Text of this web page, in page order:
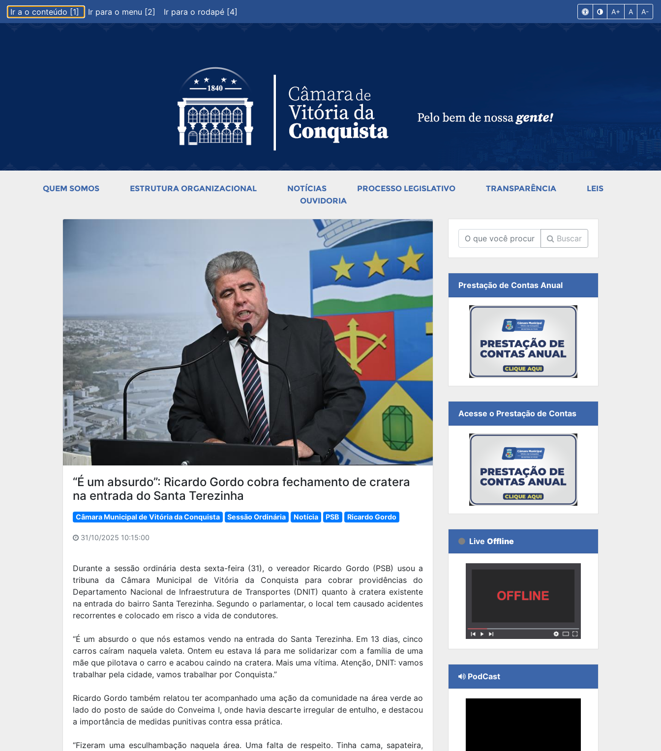
Ir a o conteúdo [1] Ir para o menu [2] Ir para o rodapé [4] A+ A A-
QUEM SOMOS ESTRUTURA ORGANIZACIONAL NOTÍCIAS PROCESSO LEGISLATIVO TRANSPARÊNCIA
LEIS
OUVIDORIA
“É um absurdo”: Ricardo Gordo cobra fechamento de cratera
na entrada do Santa Terezinha
Câmara Municipal de Vitória da Conquista Sessão Ordinária Notícia PSB Ricardo Gordo
31/10/2025 10:15:00
Durante a sessão ordinária desta sexta-feira (31), o vereador Ricardo Gordo (PSB) usou a
tribuna da Câmara Municipal de Vitória da Conquista para cobrar providências do
Departamento Nacional de Infraestrutura de Transportes (DNIT) quanto à cratera existente
na entrada do bairro Santa Terezinha. Segundo o parlamentar, o local tem causado acidentes
recorrentes e colocado em risco a vida de condutores.
“É um absurdo o que nós estamos vendo na entrada do Santa Terezinha. Em 13 dias, cinco
carros caíram naquela valeta. Ontem eu estava lá para me solidarizar com a família de uma
mãe que pilotava o carro e acabou caindo na cratera. Mais uma vítima. Atenção, DNIT: vamos
trabalhar pela cidade, vamos trabalhar por Conquista.”
Ricardo Gordo também relatou ter acompanhado uma ação da comunidade na área verde ao
lado do posto de saúde do Conveima I, onde havia descarte irregular de entulho, e destacou
a importância de medidas punitivas contra essa prática.
“Fizeram uma esculhambação naquela área. Uma falta de respeito. Tinha cama, sapateira,
Buscar
Prestação de Contas Anual
Acesse o Prestação de Contas
Live Offline
PodCast